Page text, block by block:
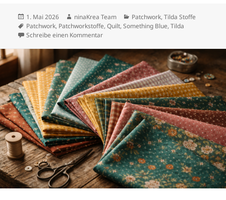
Veröffentlicht
am
1. Mai 2026 Autor
ninaKrea Team Kategorien
Patchwork,Tilda Stoffe
Schlagwörter
Patchwork, Patchworkstoffe,Quilt,Something Blue,Tilda
Schreibe einen Kommentarzu Tilda Something Blue: blaue Tilda-